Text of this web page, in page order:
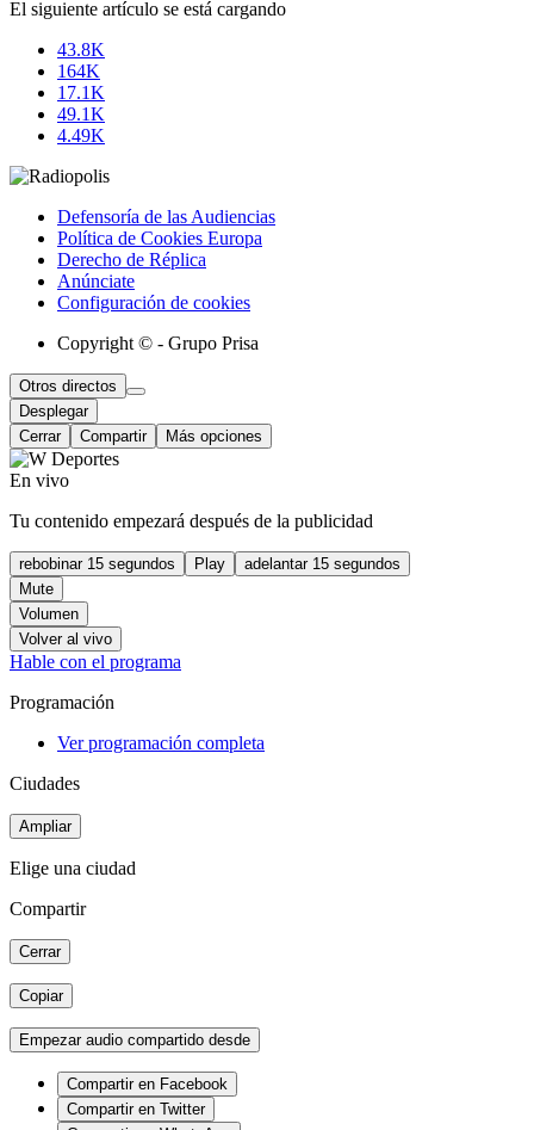
El siguiente artículo se está cargando
43.8K
164K
17.1K
49.1K
4.49K
Defensoría de las Audiencias
Política de Cookies Europa
Derecho de Réplica
Anúnciate
Configuración de cookies
Copyright © - Grupo Prisa
Otros directos
Desplegar
Cerrar
Compartir Más opciones
En vivo
Tu contenido empezará después de la publicidad
rebobinar 15 segundos Play
adelantar 15 segundos
Mute
Volumen
Volver al vivo
Hable con el programa
Programación
Ver programación completa
Ciudades
Ampliar
Elige una ciudad
Compartir
Cerrar
Copiar
Empezar audio compartido desde
Compartir en Facebook
Compartir en Twitter